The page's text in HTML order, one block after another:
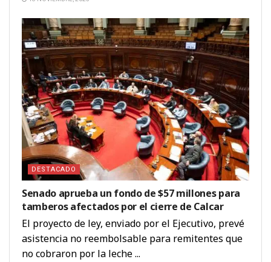
DESTACADO
Senado aprueba un fondo de $57 millones para
tamberos afectados por el cierre de Calcar
El proyecto de ley, enviado por el Ejecutivo, prevé
asistencia no reembolsable para remitentes que
no cobraron por la leche ...